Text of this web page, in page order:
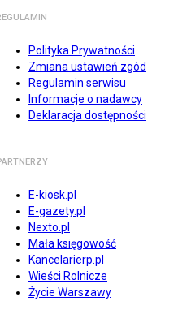
Polityka Prywatności
Zmiana ustawień zgód
Regulamin serwisu
Informacje o nadawcy
Deklaracja dostępności
E-kiosk.pl
E-gazety.pl
Nexto.pl
Mała księgowość
Kancelarierp.pl
Wieści Rolnicze
Życie Warszawy